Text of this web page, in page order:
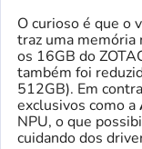
O curioso é que o
traz uma memória
os 16GB do
também foi
512GB). Em
exclusivos como a
NPU, o que
cuidando dos